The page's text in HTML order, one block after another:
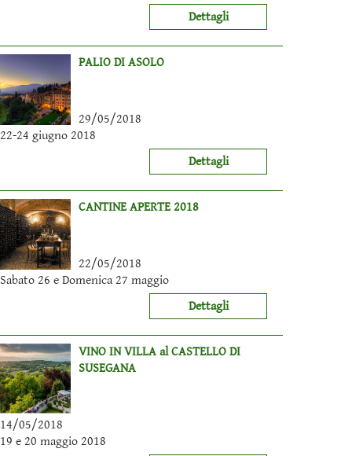
Dettagli
PALIO DI ASOLO
29/05/2018
22-24 giugno 2018
Dettagli
CANTINE APERTE 2018
22/05/2018
Sabato 26 e Domenica 27 maggio
Dettagli
VINO IN VILLA al CASTELLO DI
SUSEGANA
14/05/2018
19 e 20 maggio 2018